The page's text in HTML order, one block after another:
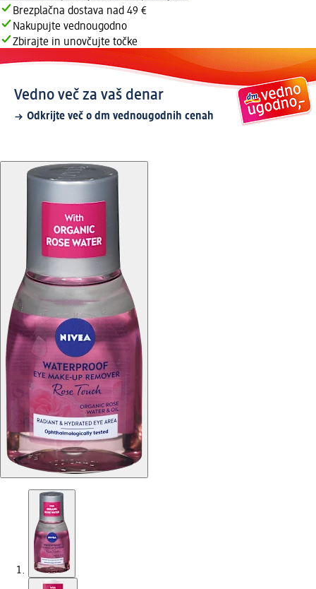
Brezplačna dostava nad 49 €
Nakupujte vednougodno
Zbirajte in unovčujte točke
Vedno več za vaš denar
Odkrijte več o dm vednougodnih cenah